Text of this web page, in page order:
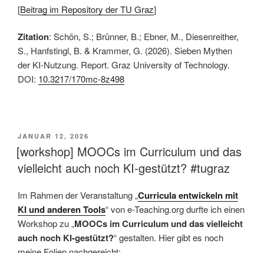
[Beitrag im Repository der TU Graz]
Zitation: Schön, S.; Brünner, B.; Ebner, M., Diesenreither,
S., Hanfstingl, B. & Krammer, G. (2026). Sieben Mythen
der KI-Nutzung. Report. Graz University of Technology.
DOI: 10.3217/170mc-8z498
VERÖFFENTLICHT
AM
JANUAR 12, 2026
[workshop] MOOCs im Curriculum und das
vielleicht auch noch KI-gestützt? #tugraz
Im Rahmen der Veranstaltung „Curricula entwickeln mit
KI und anderen Tools“ von e-Teaching.org durfte ich einen
Workshop zu „MOOCs im Curriculum und das vielleicht
auch noch KI-gestützt?“ gestalten. Hier gibt es noch